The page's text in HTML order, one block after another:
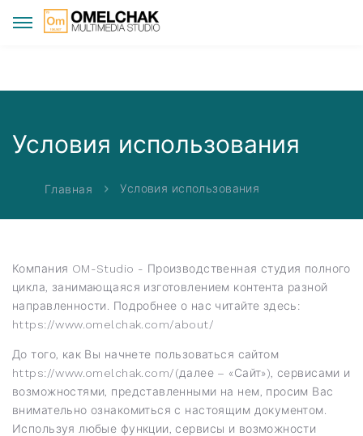
Условия использования
Главная Условия использования
Компания OM-Studio - Производственная студия полного
цикла, занимающаяся изготовлением контента разной
направленности. Подробнее о нас читайте здесь:
https://www.omelchak.com/about/
До того, как Вы начнете пользоваться сайтом
https://www.omelchak.com/(далее – «Сайт»), сервисами и
возможностями, представленными на нем, просим Вас
внимательно ознакомиться с настоящим документом.
Используя любые функции, сервисы и возможности